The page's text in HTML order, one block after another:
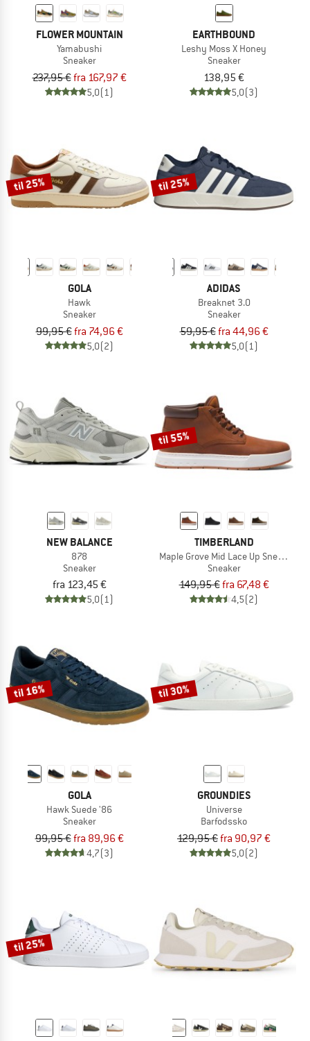
FLOWER MOUNTAIN
Yamabushi
Sneaker
237,95 €fra 167,97 €
5,0(1)
EARTHBOUND
Leshy Moss X Honey
Sneaker
138,95 €
5,0(3)
til 25%
GOLA
Hawk
Sneaker
99,95 €fra 74,96 €
5,0(2)
til 25%
ADIDAS
Breaknet 3.0
Sneaker
59,95 €fra 44,96 €
5,0(1)
NEW BALANCE
878
Sneaker
fra 123,45 €
5,0(1)
til 55%
TIMBERLAND
Maple Grove Mid Lace Up Sneaker
Sneaker
149,95 €fra 67,48 €
4,5(2)
til 16%
GOLA
Hawk Suede '86
Sneaker
99,95 €fra 89,96 €
4,7(3)
til 30%
GROUNDIES
Universe
Barfodssko
129,95 €fra 90,97 €
5,0(2)
til 25%